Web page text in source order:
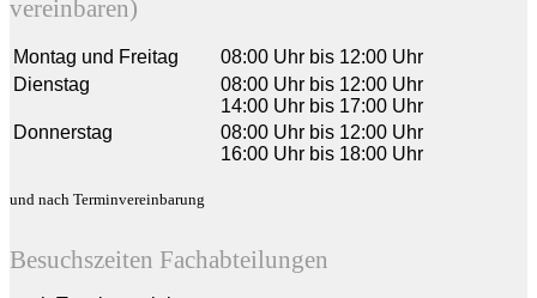
vereinbaren)
Montag und Freitag
08:00 Uhr bis 12:00 Uhr
Dienstag
08:00 Uhr bis 12:00 Uhr
14:00 Uhr bis 17:00 Uhr
Donnerstag
08:00 Uhr bis 12:00 Uhr
16:00 Uhr bis 18:00 Uhr
und nach Terminvereinbarung
Besuchszeiten Fachabteilungen